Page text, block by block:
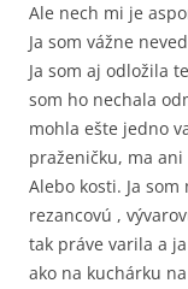
Ale nech mi je
Ja som vážne
Ja som aj odložila
som ho nechala
mohla ešte jedno
praženičku, ma
Alebo kosti. Ja
rezancovú ,
tak práve varila a
ako na kuchárku